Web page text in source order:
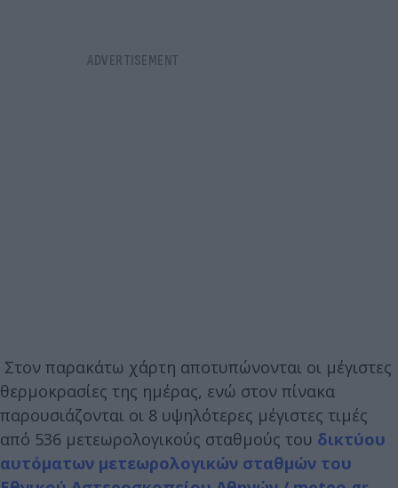
Στον παρακάτω χάρτη αποτυπώνονται οι μέγιστες
θερμοκρασίες της ημέρας, ενώ στον πίνακα
παρουσιάζονται οι 8 υψηλότερες μέγιστες τιμές
από 536 μετεωρολογικούς σταθμούς του δικτύου
αυτόματων μετεωρολογικών σταθμών του